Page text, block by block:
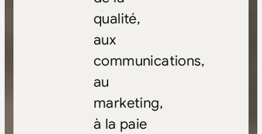
qualité,
aux
communications,
au
marketing,
à la paie